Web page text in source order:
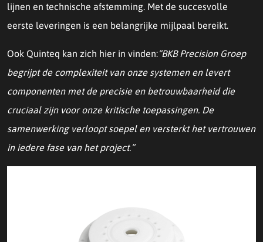
lijnen en technische afstemming. Met de succesvolle
eerste leveringen is een belangrijke mijlpaal bereikt.
Ook Quinteq kan zich hier in vinden:“BKB Precision Groep
begrijpt de complexiteit van onze systemen en levert
componenten met de precisie en betrouwbaarheid die
cruciaal zijn voor onze kritische toepassingen. De
samenwerking verloopt soepel en versterkt het vertrouwen
in iedere fase van het project.”